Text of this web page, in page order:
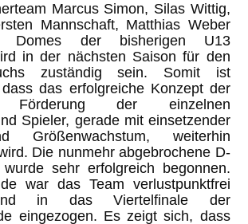
Marcus Simon, Silas Wittig,
Mannschaft, Matthias Weber
Domes der bisherigen U13
in der nächsten Saison für den
zuständig sein. Somit ist
das erfolgreiche Konzept der
Förderung der einzelnen
Spieler, gerade mit einsetzender
Größenwachstum, weiterhin
Die nunmehr abgebrochene D-
wurde sehr erfolgreich begonnen.
war das Team verlustpunktfrei
in das Viertelfinale der
eingezogen. Es zeigt sich, dass